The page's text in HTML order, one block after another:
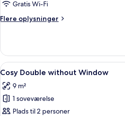
Gratis Wi-Fi
Flere oplysninger
Flere
Double
with
Window
Indlæs
alle
billeder
af
Cosy
Et
8
Cosy Double without Window
9 m²
1 soveværelse
Plads til 2 personer